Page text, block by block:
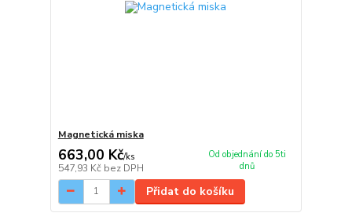
Magnetická miska
663,00 Kč/ks
547,93 Kč bez DPH
Od objednání do 5ti
dnů
Přidat do košíku